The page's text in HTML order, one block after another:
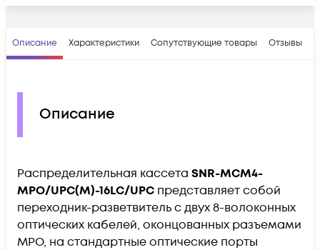
Описание Характеристики Сопутствующие товары Отзывы
Описание
Распределительная кассета SNR-MCM4-
MPO/UPC(M)-16LC/UPC представляет собой
переходник-разветвитель с двух 8-волоконных
оптических кабелей, оконцованных разъемами
MPO, на стандартные оптические порты